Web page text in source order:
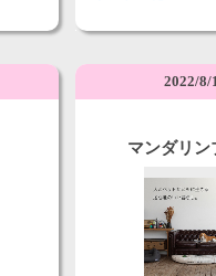
2022/8/
マンダリン